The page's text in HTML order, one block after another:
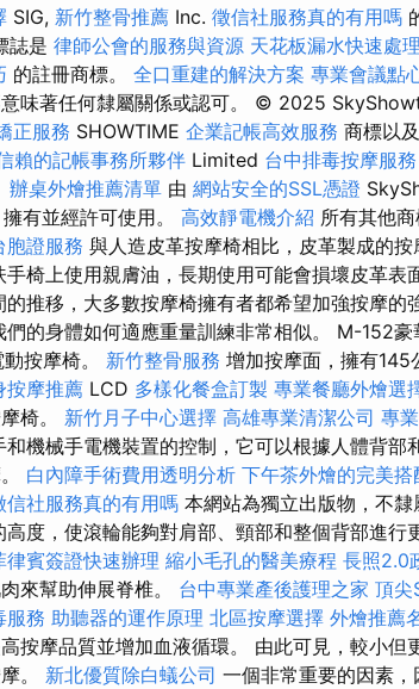
SIG, 新竹整骨推薦 Inc. 徵信社服務真的有用嗎
誌是 律師公會的服務與資源 天花板漏水快速處理
的註冊商標。 全口重建的解決方案 專業會議點
味著任何隸屬關係或認可。 © 2025
正服務 SHOWTIME 企業記帳高效服務 商標以
賴的記帳事務所夥伴 Limited 台中排毒按摩服務
辦桌外燴推薦清單 由 網站安全的SSL憑證
擁有並經許可使用。 高效靜電機介紹 所有其他
胞證服務 與人造皮革按摩椅相比，皮革製成的
椅上使用親膚油，長期使用可能會損壞皮革表
推移，大多數按摩椅擁有者都希望加強按摩的
的身體如何適應重量訓練非常相似。 M-152
按摩椅。 新竹整骨服務 增加按摩面，擁有145
按摩推薦 LCD 多樣化餐盒訂製 專業餐廳外燴選
椅。 新竹月子中心選擇 高雄專業清潔公司 專
機械手電機裝置的控制，它可以根據人體背部
白內障手術費用透明分析 下午茶外燴的完美搭
信社服務真的有用嗎 本網站為獨立出版物，不
度，使滾輪能夠對肩部、頸部和整個背部進行
律賓簽證快速辦理 縮小毛孔的醫美療程 長照2.0
來幫助伸展脊椎。 台中專業產後護理之家 頂尖
服務 助聽器的運作原理 北區按摩選擇 外燴推薦
按摩品質並增加血液循環。 由此可見，較小但
。 新北優質除白蟻公司 一個非常重要的因素，